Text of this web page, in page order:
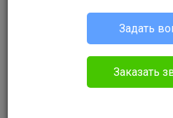
Гражданское право
Задать
Заказать